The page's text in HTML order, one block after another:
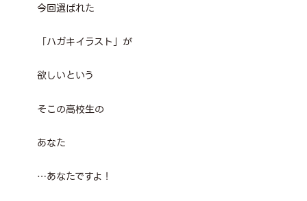
今回選ばれた
「ハガキイラスト」が
欲しいという
そこの高校生の
あなた
…あなたですよ！